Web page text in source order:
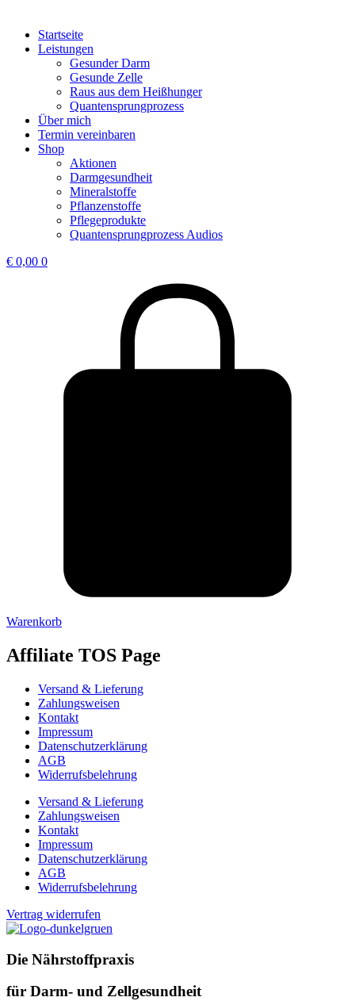
Startseite
Leistungen
Gesunder Darm
Gesunde Zelle
Raus aus dem Heißhunger
Quantensprungprozess
Über mich
Termin vereinbaren
Shop
Aktionen
Darmgesundheit
Mineralstoffe
Pflanzenstoffe
Pflegeprodukte
Quantensprungprozess Audios
€ 0,00 0
Warenkorb
Affiliate TOS Page
Versand & Lieferung
Zahlungsweisen
Kontakt
Impressum
Datenschutzerklärung
AGB
Widerrufsbelehrung
Versand & Lieferung
Zahlungsweisen
Kontakt
Impressum
Datenschutzerklärung
AGB
Widerrufsbelehrung
Vertrag widerrufen
Die Nährstoffpraxis
für Darm- und Zellgesundheit